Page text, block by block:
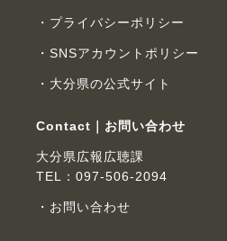
プライバシーポリシー
SNSアカウントポリシー
大分県の公式サイト
Contact｜お問い合わせ
大分県広報広聴課
TEL：097-506-2094
お問い合わせ